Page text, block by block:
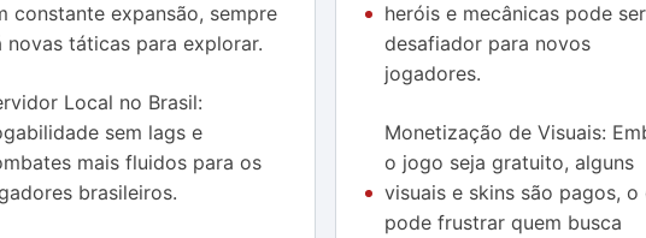
constante expansão, sempre
novas táticas para explorar.
Local no Brasil:
sem lags e
mais fluidos para os
brasileiros.
heróis e mecânicas pode ser
desafiador para novos
jogadores.
Monetização de Visuais:
o jogo seja gratuito, alguns
visuais e skins são pagos, o
pode frustrar quem busca